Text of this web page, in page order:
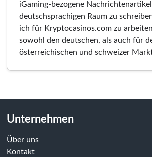
iGaming-bezogene
deutschsprachigen Raum zu
ich für Kryptocasinos.com zu
sowohl den deutschen, als auch für
österreichischen und schweizer
Unternehmen
Über uns
Kontakt